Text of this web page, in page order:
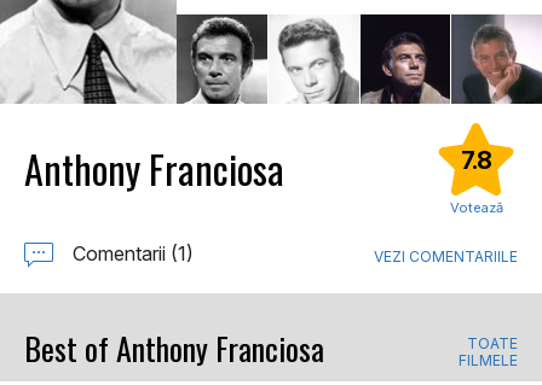
Anthony Franciosa 7.8
Votează
Comentarii (1) VEZI COMENTARIILE
Best of Anthony Franciosa
TOATE
FILMELE